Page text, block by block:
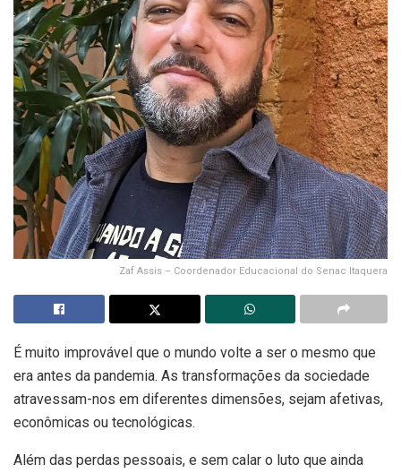
Zaf Assis – Coordenador Educacional do Senac Itaquera
É muito improvável que o mundo volte a ser o mesmo que
era antes da pandemia. As transformações da sociedade
atravessam-nos em diferentes dimensões, sejam afetivas,
econômicas ou tecnológicas.
Além das perdas pessoais, e sem calar o luto que ainda